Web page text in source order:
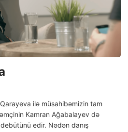
ilә müsahibәmizin tam
Kamran Ağabalayev dә
edir. Nәdәn danış